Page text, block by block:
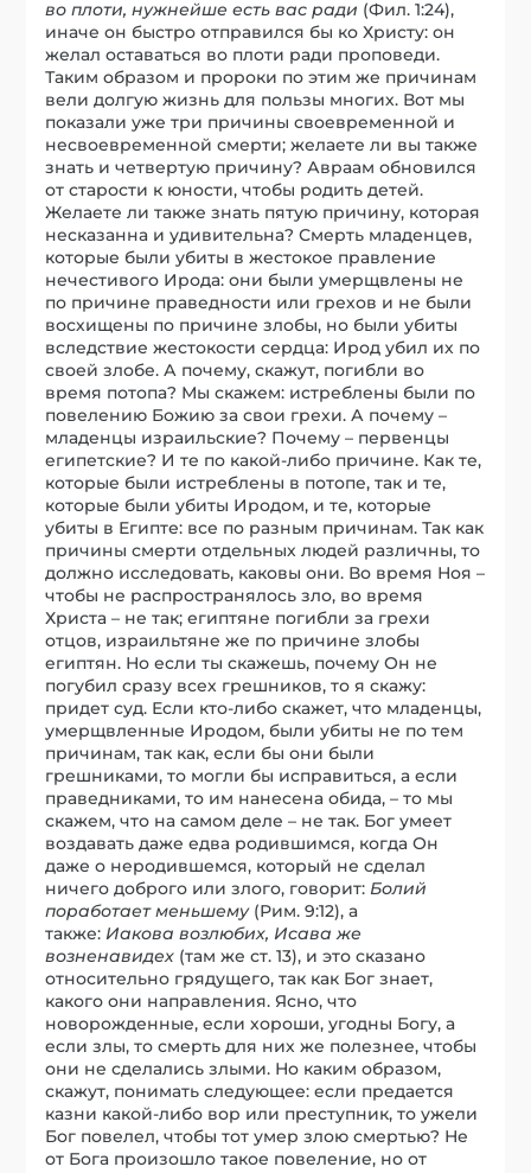
во плоти, нужнейше есть вас ради (Фил. 1:24),
иначе он быстро отправился бы ко Христу: он
желал оставаться во плоти ради проповеди.
Таким образом и пророки по этим же причинам
вели долгую жизнь для пользы многих. Вот мы
показали уже три причины своевременной и
несвоевременной смерти; желаете ли вы также
знать и четвертую причину? Авраам обновился
от старости к юности, чтобы родить детей.
Желаете ли также знать пятую причину, которая
несказанна и удивительна? Смерть младенцев,
которые были убиты в жестокое правление
нечестивого Ирода: они были умерщвлены не
по причине праведности или грехов и не были
восхищены по причине злобы, но были убиты
вследствие жестокости сердца: Ирод убил их по
своей злобе. А почему, скажут, погибли во
время потопа? Мы скажем: истреблены были по
повелению Божию за свои грехи. А почему –
младенцы израильские? Почему – первенцы
египетские? И те по какой-либо причине. Как те,
которые были истреблены в потопе, так и те,
которые были убиты Иродом, и те, которые
убиты в Египте: все по разным причинам. Так как
причины смерти отдельных людей различны, то
должно исследовать, каковы они. Во время Ноя –
чтобы не распространялось зло, во время
Христа – не так; египтяне погибли за грехи
отцов, израильтяне же по причине злобы
египтян. Но если ты скажешь, почему Он не
погубил сразу всех грешников, то я скажу:
придет суд. Если кто-либо скажет, что младенцы,
умерщвленные Иродом, были убиты не по тем
причинам, так как, если бы они были
грешниками, то могли бы исправиться, а если
праведниками, то им нанесена обида, – то мы
скажем, что на самом деле – не так. Бог умеет
воздавать даже едва родившимся, когда Он
даже о неродившемся, который не сделал
ничего доброго или злого, говорит: Болий
поработает меньшему(Рим. 9:12), а
также: Иакова возлюбих, Исава же
возненавидех (там же ст. 13), и это сказано
относительно грядущего, так как Бог знает,
какого они направления. Ясно, что
новорожденные, если хороши, угодны Богу, а
если злы, то смерть для них же полезнее, чтобы
они не сделались злыми. Но каким образом,
скажут, понимать следующее: если предается
казни какой-либо вор или преступник, то ужели
Бог повелел, чтобы тот умер злою смертью? Не
от Бога произошло такое повеление, но от